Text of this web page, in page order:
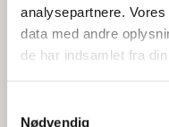
analysepartnere.
data med andre
de har indsamlet fra
Nødvendig
Jeg accepterer
henhold til